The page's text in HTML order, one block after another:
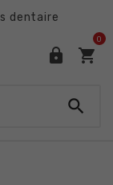
dentaire
 
0
